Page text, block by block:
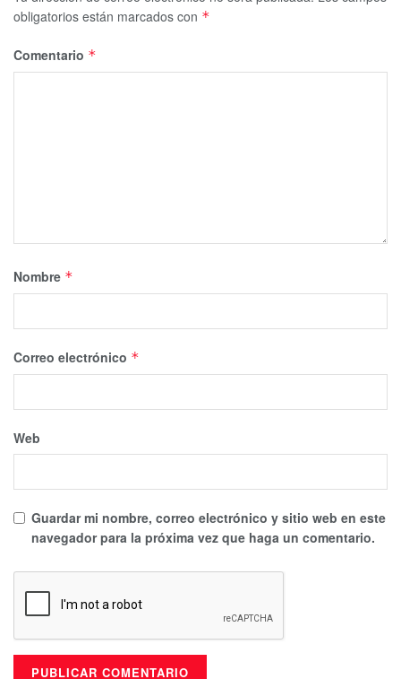
obligatorios están marcados con *
Comentario *
Nombre *
Correo electrónico *
Web
Guardar mi nombre, correo electrónico y sitio web en este
navegador para la próxima vez que haga un comentario.